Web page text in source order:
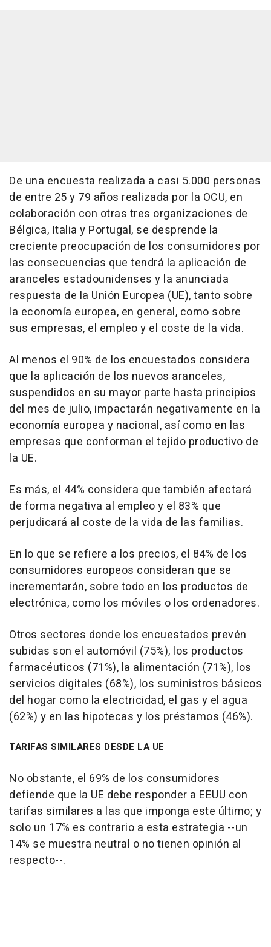
De una encuesta realizada a casi 5.000 personas
de entre 25 y 79 años realizada por la OCU, en
colaboración con otras tres organizaciones de
Bélgica, Italia y Portugal, se desprende la
creciente preocupación de los consumidores por
las consecuencias que tendrá la aplicación de
aranceles estadounidenses y la anunciada
respuesta de la Unión Europea (UE), tanto sobre
la economía europea, en general, como sobre
sus empresas, el empleo y el coste de la vida.
Al menos el 90% de los encuestados considera
que la aplicación de los nuevos aranceles,
suspendidos en su mayor parte hasta principios
del mes de julio, impactarán negativamente en la
economía europea y nacional, así como en las
empresas que conforman el tejido productivo de
la UE.
Es más, el 44% considera que también afectará
de forma negativa al empleo y el 83% que
perjudicará al coste de la vida de las familias.
En lo que se refiere a los precios, el 84% de los
consumidores europeos consideran que se
incrementarán, sobre todo en los productos de
electrónica, como los móviles o los ordenadores.
Otros sectores donde los encuestados prevén
subidas son el automóvil (75%), los productos
farmacéuticos (71%), la alimentación (71%), los
servicios digitales (68%), los suministros básicos
del hogar como la electricidad, el gas y el agua
(62%) y en las hipotecas y los préstamos (46%).
TARIFAS SIMILARES DESDE LA UE
No obstante, el 69% de los consumidores
defiende que la UE debe responder a EEUU con
tarifas similares a las que imponga este último; y
solo un 17% es contrario a esta estrategia --un
14% se muestra neutral o no tienen opinión al
respecto--.